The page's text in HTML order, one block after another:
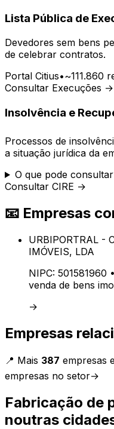
Lista Pública de
Devedores sem bens
de celebrar contratos.
Portal Citius•~111.860
Consultar Execuções →
Insolvência e
Processos de
a situação jurídica da
O que pode
Consultar CIRE →
📧 Empresas
URBIPORTRAL -
IMÓVEIS, LDA
NIPC: 501581960
venda de bens
→
Empresas
📍 Mais 387 empresas
empresas no setor→
Fabricação de
noutras